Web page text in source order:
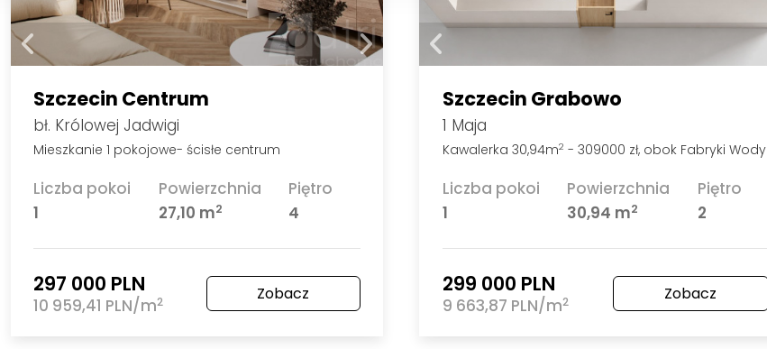
Szczecin Centrum
bł. Królowej Jadwigi
Mieszkanie 1 pokojowe- ścisłe centrum
Liczba pokoi
1
Powierzchnia
27,10 m2
Piętro
4
297 000 PLN
10 959,41 PLN/m2 Zobacz
Szczecin Grabowo
1 Maja
Kawalerka 30,94m2 - 309000 zł, obok Fabryki Wody
Liczba pokoi
1
Powierzchnia
30,94 m2
Piętro
2
299 000 PLN
9 663,87 PLN/m2 Zobacz